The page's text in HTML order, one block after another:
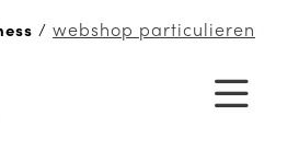
/ webshop particulieren